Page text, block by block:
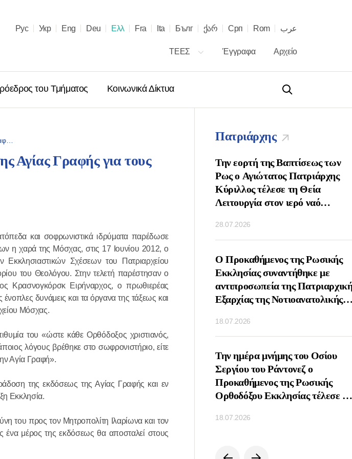
Рус Укр Eng Deu Ελλ Fra Ita Бълг ქარ Срп Rom عرب
ΤΕΕΣ Έγγραφα Αρχείο
του Τμήματος Κοινωνικά Δίκτυα
Αγίας Γραφής για τους
και σοφρωνιστικά ιδρύματα παρέδωσε
η χαρά της Μόσχας, στις 17 Ιουνίου 2012, ο
Σχέσεων του Πατριαρχείου
του Θεολόγου. Στην τελετή παρέστησαν ο
Κρασνογκόρσκ Ειρήναρχος, ο πρωθιερέας
δυνάμεις και τα όργανα της τάξεως και
Μόσχας.
του «ώστε κάθε Ορθόδοξος χριστιανός,
λόγους βρέθηκε στο σωφρονιστήριο, είτε
Αγία Γραφή».
της εκδόσεως της Αγίας Γραφής και εν
Εκκλησία.
του προς τον Μητροπολίτη Ιλαρίωνα και τον
ένα μέρος της εκδόσεως θα αποσταλεί στους
Πατριάρχης
Μήνυμα ἐπὶ τῇ ἑορτῇ τῶν
Ο Αγιώτατος Πατριάρχης
Κύριλλος συναντήθηκε με τον
Γάλλο κοινωνικό παράγοντα Πιέρ
ντε Γκωλ
Προκαθημένων των Ορθοδόξων
18.12.2025
Την εορτή της Βαπτίσεως των
Ρως ο Αγιώτατος Πατριάρχης
Κύριλλος τέλεσε τη Θεία
Λειτουργία στον ιερό ναό
Κρεμλίνο της Μόσχας
28.07.2026
Ο Προκαθήμενος της Ρωσικής
Εκκλησίας συναντήθηκε με
αντιπροσωπεία της
Εξαρχίας της Νοτιοανατολικής
18.07.2026
Την ημέρα μνήμης του Οσίου
Σεργίου του Ράντονεζ ο
Προκαθήμενος της Ρωσικής
Ορθοδόξου Εκκλησίας τέλεσε τη
Αγίας Τριάδος και του Αγίου
18.07.2026